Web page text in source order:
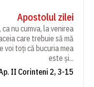
Apostolul zilei
nu cumva, la venirea
care trebuie să mă
voi toți că bucuria mea
este și...
II Corinteni 2, 3-15